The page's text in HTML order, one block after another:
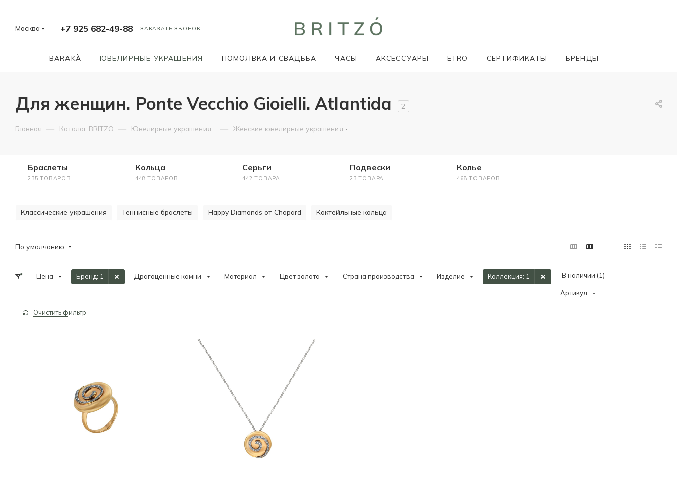
Москва +7 925 682-49-88 ЗАКАЗАТЬ ЗВОНОК
BARAKÀ ЮВЕЛИРНЫЕ УКРАШЕНИЯ ПОМОЛВКА И СВАДЬБА ЧАСЫ АКСЕССУАРЫ ETRO СЕРТИФИКАТЫ БРЕНДЫ
Для женщин. Ponte Vecchio Gioielli. Atlantida 2
Главная — Каталог BRITZO — Ювелирные украшения — Женские ювелирные украшения
Браслеты
235 ТОВАРОВ
Кольца
448 ТОВАРОВ
Серьги
442 ТОВАРА
Подвески
23 ТОВАРА
Колье
468 ТОВАРОВ
Классические украшения Теннисные браслеты Happy Diamonds от Chopard Коктейльные кольца
По умолчанию
Цена Бренд: 1 Драгоценные камни Материал Цвет золота Страна производства Изделие Коллекция: 1 В наличии (1)
Артикул
Очистить фильтр